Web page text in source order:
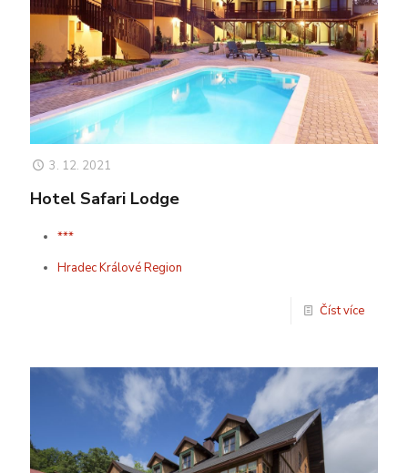
3. 12. 2021
Hotel Safari Lodge
***
Hradec Králové Region
Číst více